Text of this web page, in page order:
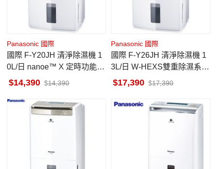
Panasonic 國際
國際 F-Y20JH 清淨除濕機 1
0L/日 nanoe™ X 定時功能 Io
T智慧健康家電
14,390 14,390
Panasonic 國際
國際 F-Y26JH 清淨除濕機 1
3L/日 W-HEXS雙重除濕系統
nanoe™ X健康科技
17,390 17,390